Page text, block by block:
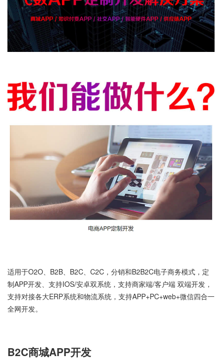
适用于O2O、B2B、B2C、C2C，分销和B2B2C电子商务模式，定
制APP开发、支持IOS/安卓双系统，支持商家端/客户端 双端开发，
支持对接各大ERP系统和物流系统，支持APP+PC+web+微信四合一
全网开发。
B2C商城APP开发